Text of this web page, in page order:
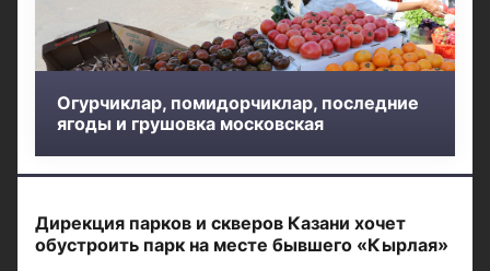
Огурчиклар, помидорчиклар, последние
ягоды и грушовка московская
Дирекция парков и скверов Казани хочет
обустроить парк на месте бывшего «Кырлая»